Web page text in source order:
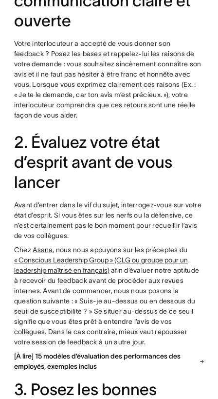
ouverte
Votre interlocuteur a accepté de vous donner son
feedback ? Posez les bases et rappelez-lui les raisons de
votre demande : vous souhaitez sincèrement connaître son
avis et il ne faut pas hésiter à être franc et honnête avec
vous. Lorsque vous exprimez clairement ces raisons (Ex. :
« Je te le demande, car ton avis m’est précieux. »), votre
interlocuteur comprendra que ces retours sont une réelle
façon de vous aider.
2. Évaluez votre état
d’esprit avant de vous
lancer
Avant d’entrer dans le vif du sujet, interrogez-vous sur votre
état d’esprit. Si vous êtes sur les nerfs ou la défensive, ce
n’est certainement pas le bon moment pour recueillir l’avis
de vos collègues.
ChezAsana, nous nous appuyons sur les préceptes du
« Conscious Leadership Group » (CLG ou groupe pour un
leadership maîtrisé en français)afin d’évaluer notre aptitude
à recevoir du feedback avant de procéder aux revues
internes. Avant de commencer, nous nous posons la
question suivante : « Suis-je au-dessus ou en dessous du
seuil de susceptibilité ? » Se situer au-dessus de ce seuil
signifie que vous êtes prêt à entendre l’avis de vos
collègues. Dans le cas contraire, mieux vaut repousser
votre session de feedback à un autre jour.
[À lire] 15 modèles d’évaluation des performances des
employés, exemples inclus
3. Posez les bonnes